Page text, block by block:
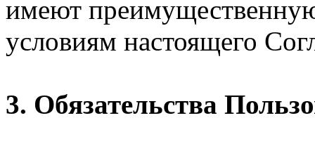
имеют
условиям настоящего
3. Обязательства